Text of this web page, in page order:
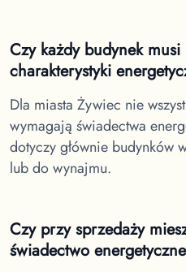
Czy każdy budynek
charakterystyki
Dla miasta Żywiec nie
wymagają świadectwa
dotyczy głównie budynków
lub do wynajmu.
Czy przy sprzedaży
świadectwo